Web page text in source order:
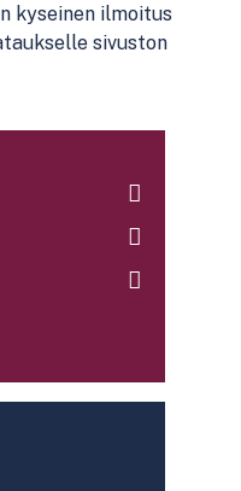
kyseinen ilmoitus
sivuston